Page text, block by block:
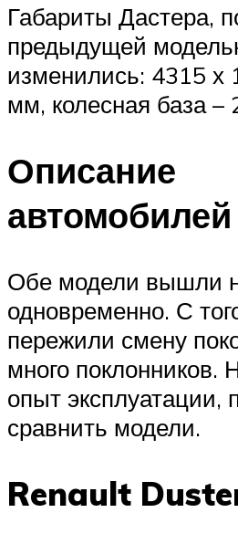
Габариты Дастера,
предыдущей
изменились: 4315 х
мм, колесная база
Описание
автомобилей
Обе модели вышли
одновременно. С
пережили смену
много поклонников.
опыт эксплуатации,
сравнить модели.
Renault